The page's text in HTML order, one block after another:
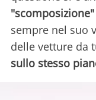
sempre nel suo
delle vetture da
sullo stesso